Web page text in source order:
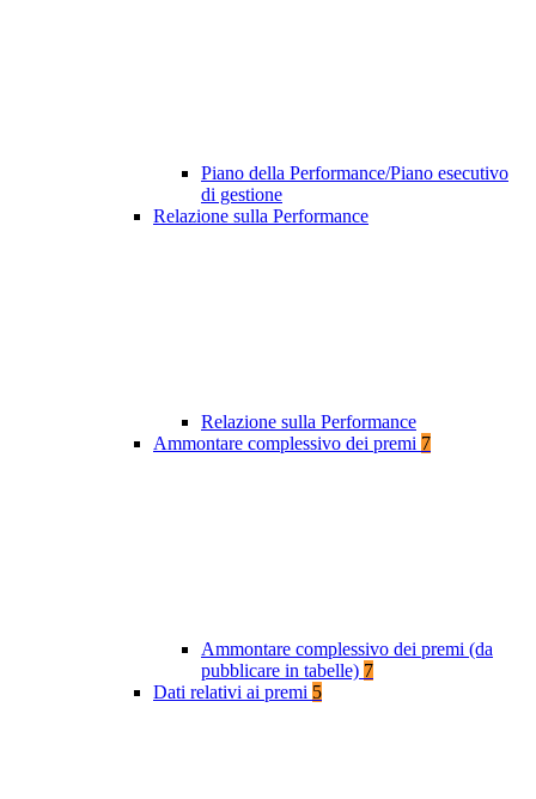
Piano della Performance/Piano esecutivo
di gestione
Relazione sulla Performance
Relazione sulla Performance
Ammontare complessivo dei premi 7
Ammontare complessivo dei premi (da
pubblicare in tabelle) 7
Dati relativi ai premi 5